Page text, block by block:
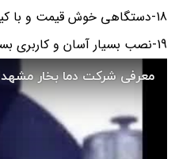
18-دستگاهی خوش قیمت و با کیفیت عالی در برابر دیگهای بخار فایرتیوب
19-نصب بسیار آسان و کاربری بسیار راحت در مقابل بویلرهای فایرتیوب